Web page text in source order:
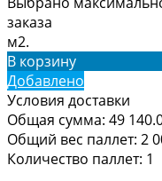
заказа
м2.
В корзину
Добавлено
Условия доставки
Общая сумма: 49
Общий вес паллет: 2
Количество паллет: 1